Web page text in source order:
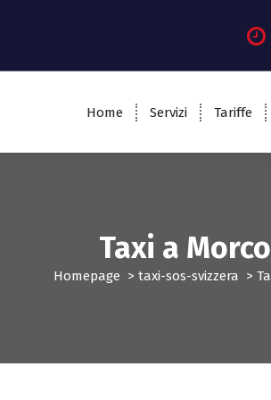
Home Servizi Tariffe
Taxi a
Homepage > taxi-sos-svizzera >